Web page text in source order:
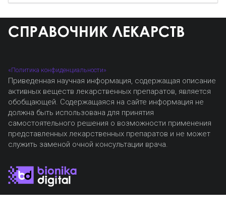
«Политика конфиденциальности»
Приведенная научная информация, содержащая описание
активных веществ лекарственных препаратов, является
обобщающей. Содержащаяся на сайте информация не
должна быть использована для принятия
самостоятельного решения о возможности применения
представленных лекарственных препаратов и не может
служить заменой очной консультации врача.